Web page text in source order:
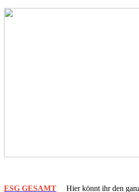
ESG GESAMT Hier könnt ihr den